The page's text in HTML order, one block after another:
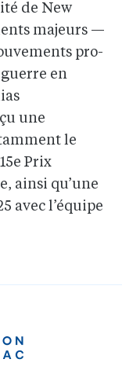
de New
majeurs —
pro-
en
une
le
Prix
ainsi qu’une
avec l’équipe